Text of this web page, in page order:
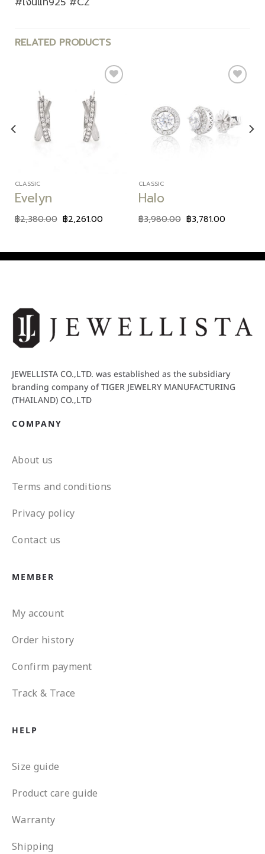
RELATED PRODUCTS
CLASSIC
Evelyn
฿2,380.00 ฿2,261.00
Add to
wishlist
CLASSIC
Halo
฿3,980.00 ฿3,781.00
JEWELLISTA CO.,LTD. was established as the subsidiary
branding company of TIGER JEWELRY MANUFACTURING
(THAILAND) CO.,LTD
COMPANY
About us
Terms and conditions
Privacy policy
Contact us
MEMBER
My account
Order history
Confirm payment
Track & Trace
HELP
Size guide
Product care guide
Warranty
Shipping